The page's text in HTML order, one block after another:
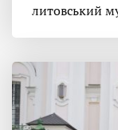
литовський